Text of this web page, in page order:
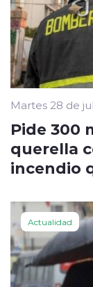
Martes 28 de
Pide 300
querella
incendio
Actualidad